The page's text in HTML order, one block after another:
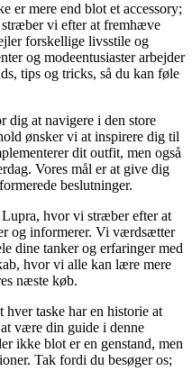
er mere end blot et accessory;
vi efter at fremhæve
forskellige livsstile og
og modeentusiaster arbejder
tips og tricks, så du kan føle
dig at navigere i den store
ønsker vi at inspirere dig til
dit outfit, men også
Vores mål er at give dig
beslutninger.
Lupra, hvor vi stræber efter at
og informerer. Vi værdsætter
dine tanker og erfaringer med
hvor vi alle kan lære mere
næste køb.
taske har en historie at
være din guide i denne
ikke blot er en genstand, men
Tak fordi du besøger os;